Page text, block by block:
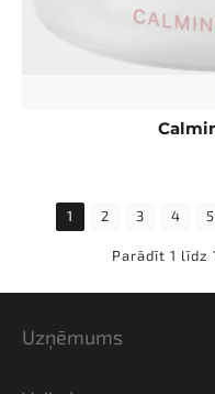
1 2 3 4 5
Parādīt 1 līdz
Uzņēmums